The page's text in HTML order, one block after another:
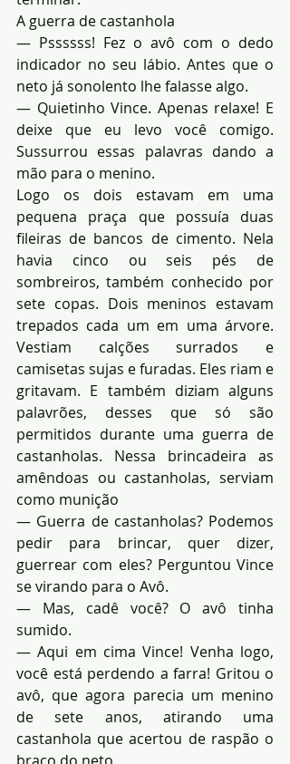
A guerra de castanhola
— Pssssss! Fez o avô com o dedo
indicador no seu lábio. Antes que o
neto já sonolento lhe falasse algo.
— Quietinho Vince. Apenas relaxe! E
deixe que eu levo você comigo.
Sussurrou essas palavras dando a
mão para o menino.
Logo os dois estavam em uma
pequena praça que possuía duas
fileiras de bancos de cimento. Nela
havia cinco ou seis pés de
sombreiros, também conhecido por
sete copas. Dois meninos estavam
trepados cada um em uma árvore.
Vestiam calções surrados e
camisetas sujas e furadas. Eles riam e
gritavam. E também diziam alguns
palavrões, desses que só são
permitidos durante uma guerra de
castanholas. Nessa brincadeira as
amêndoas ou castanholas, serviam
como munição
— Guerra de castanholas? Podemos
pedir para brincar, quer dizer,
guerrear com eles? Perguntou Vince
se virando para o Avô.
— Mas, cadê você? O avô tinha
sumido.
— Aqui em cima Vince! Venha logo,
você está perdendo a farra! Gritou o
avô, que agora parecia um menino
de sete anos, atirando uma
castanhola que acertou de raspão o